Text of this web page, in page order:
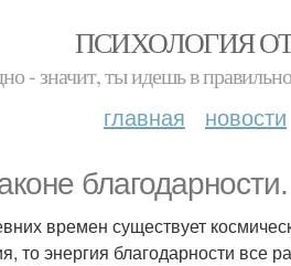
ПСИХОЛОГИЯ
- значит, ты идешь в
главная новости
благодарности.
времен существует
то энергия благодарности все